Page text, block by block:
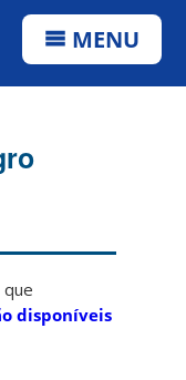
MENU
disponíveis